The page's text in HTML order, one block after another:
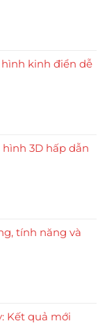
kinh điển dễ
3D hấp dẫn
tính năng và
Kết quả mới